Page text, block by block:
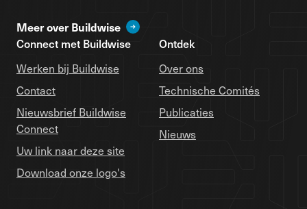
Meer over Buildwise
Connect met Buildwise
Werken bij Buildwise
Contact
Nieuwsbrief Buildwise
Connect
Uw link naar deze site
Download onze logo's
Ontdek
Over ons
Technische Comités
Publicaties
Nieuws